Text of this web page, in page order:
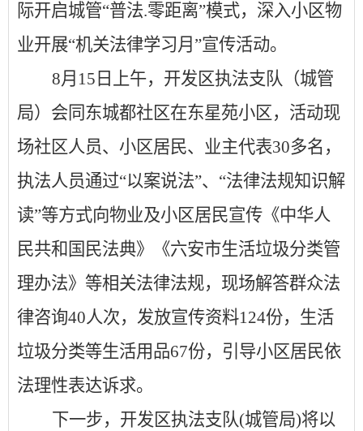
际开启城管“普法.零距离”模式，深入小区物
业开展“机关法律学习月”宣传活动。
8月15日上午，开发区执法支队（城管
局）会同东城都社区在东星苑小区，活动现
场社区人员、小区居民、业主代表30多名，
执法人员通过“以案说法”、“法律法规知识解
读”等方式向物业及小区居民宣传《中华人
民共和国民法典》《六安市生活垃圾分类管
理办法》等相关法律法规， 现场解答群众法
律咨询40人次， 发放宣传资料124份， 生活
垃圾分类等生活用品67份，引导小区居民依
法理性表达诉求。
下一步，开发区执法支队(城管局)将以